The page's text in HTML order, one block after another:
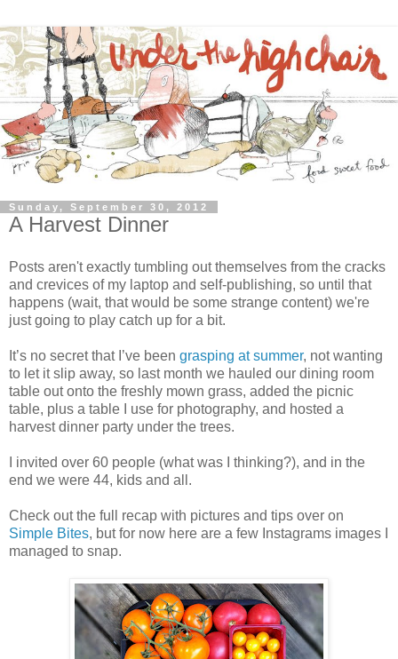
Sunday, September 30, 2012
A Harvest Dinner
Posts aren't exactly tumbling out themselves from the cracks
and crevices of my laptop and self-publishing, so until that
happens (wait, that would be some strange content) we're
just going to play catch up for a bit.
It’s no secret that I’ve been grasping at summer, not wanting
to let it slip away, so last month we hauled our dining room
table out onto the freshly mown grass, added the picnic
table, plus a table I use for photography, and hosted a
harvest dinner party under the trees.
I invited over 60 people (what was I thinking?), and in the
end we were 44, kids and all.
Check out the full recap with pictures and tips over on
Simple Bites, but for now here are a few Instagrams images I
managed to snap.